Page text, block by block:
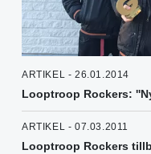
ARTIKEL - 26.01.2014
Looptroop Rockers:
ARTIKEL - 07.03.2011
Looptroop Rockers